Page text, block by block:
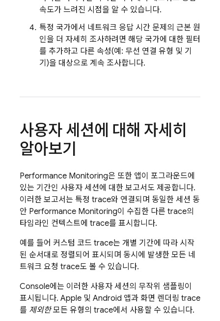
속도가 느려진 시점을 알 수 있습니다.
특정 국가에서 네트워크 응답 시간 문제의 근본 원
인을 더 자세히 조사하려면 해당 국가에 대한 필터
를 추가하고 다른 속성(예: 무선 연결 유형 및 기
기)을 대상으로 계속 조사합니다.
사용자 세션에 대해 자세히
알아보기
Performance Monitoring은 또한 앱이 포그라운드에
있는 기간인 사용자 세션에 대한 보고서도 제공합니다.
이러한 보고서는 특정 trace와 연결되며 동일한 세션 동
안 Performance Monitoring이 수집한 다른 trace의
타임라인 컨텍스트에 trace를 표시합니다.
예를 들어 커스텀 코드 trace는 개별 기간에 따라 시작
된 순서대로 정렬되어 표시되며 동시에 발생한 모든 네
트워크 요청 trace도 볼 수 있습니다.
Console에는 이러한 사용자 세션의 무작위 샘플링이
표시됩니다. Apple 및 Android 앱과 화면 렌더링 trace
를 제외한모든 유형의 trace에서 사용할 수 있습니다.